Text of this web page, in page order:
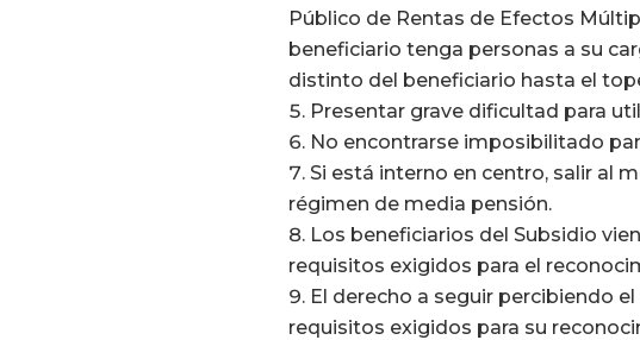
Público de Rentas de Efectos
beneficiario tenga personas a su
distinto del beneficiario hasta el
Presentar grave dificultad para
No encontrarse imposibilitado
Si está interno en centro, salir al
régimen de media pensión.
Los beneficiarios del Subsidio
requisitos exigidos para el
El derecho a seguir percibiendo
requisitos exigidos para su